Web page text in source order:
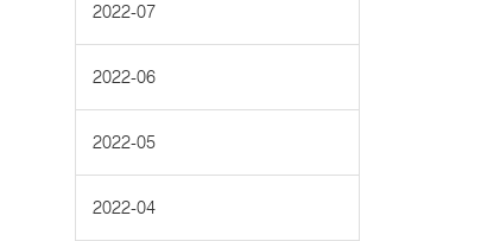
2022-07
2022-06
2022-05
2022-04